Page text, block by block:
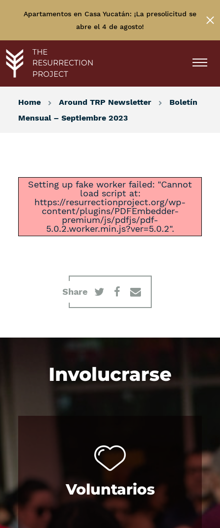
Apartamentos en Casa Yucatán: ¡La presolicitud se
abre el 4 de agosto!
THE
RESURRECTION
PROJECT
Home Around TRP Newsletter
Boletín
Mensual – Septiembre 2023
Setting up fake worker failed: "Cannot
load script at:
https://resurrectionproject.org/wp-
content/plugins/PDFEmbedder-
premium/js/pdfjs/pdf-
5.0.2.worker.min.js?ver=5.0.2".
Share
Involucrarse
Voluntarios